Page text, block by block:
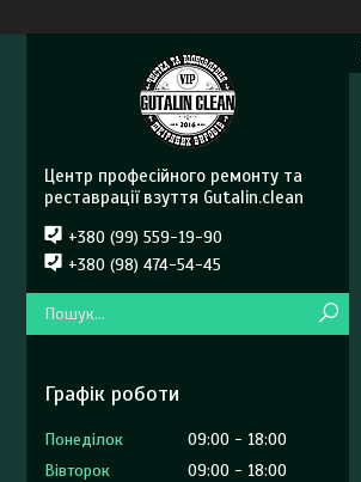
Центр професійного ремонту та
реставрації взуття Gutalin.clean
+380 (99) 559-19-90
+380 (98) 474-54-45
Графік роботи
Понеділок 09:00
18:00
Вівторок
09:00
18:00